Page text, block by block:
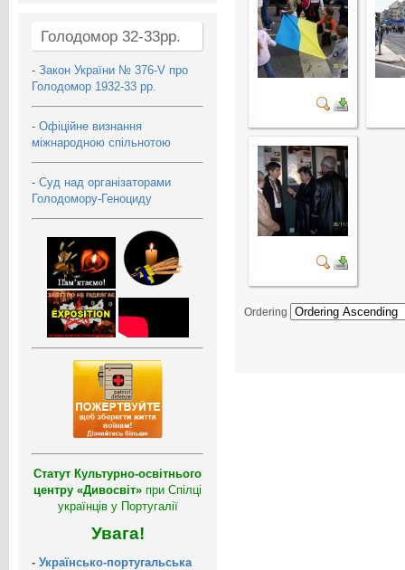
Голодомор 32-33рр.
- Закон України № 376-V про
Голодомор 1932-33 рр.
- Офіційне визнання
міжнародною спільнотою
- Суд над організаторами
Голодомору-Геноциду
Статут Культурно-освітнього
центру «Дивосвіт» при Спілці
українців у Португалії
Увага!
- Українсько-португальська
Ordering